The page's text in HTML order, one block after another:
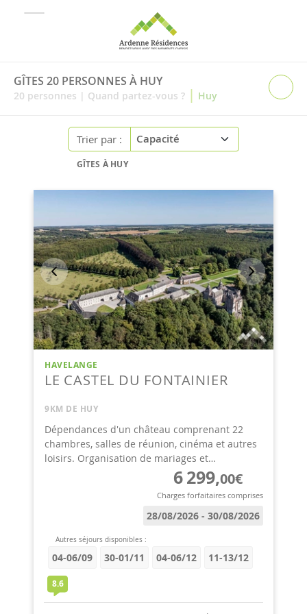
GÎTES 20 PERSONNES À HUY
20 personnes | Quand partez-vous ? | Huy
Trier par :
GÎTES À HUY